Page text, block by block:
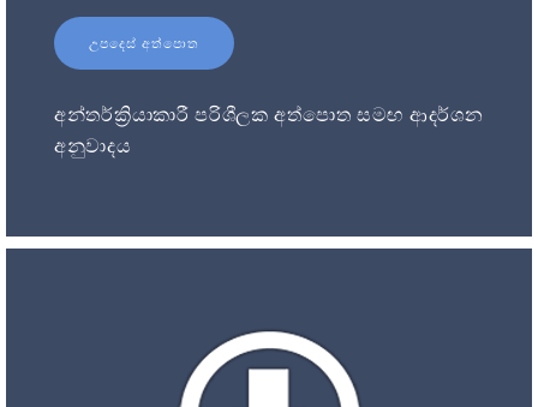
උපදෙස් අත්පොත
අන්තර්ක්‍රියාකාරී පරිශීලක අත්පොත සමඟ ආදර්ශන
අනුවාදය